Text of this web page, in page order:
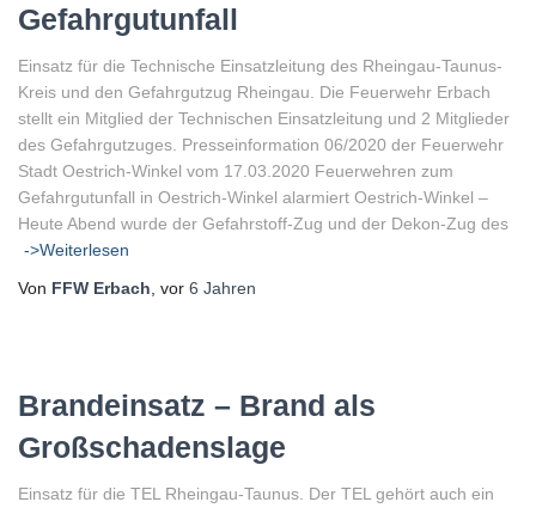
Gefahrgutunfall
Einsatz für die Technische Einsatzleitung des Rheingau-Taunus-
Kreis und den Gefahrgutzug Rheingau. Die Feuerwehr Erbach
stellt ein Mitglied der Technischen Einsatzleitung und 2 Mitglieder
des Gefahrgutzuges. Presseinformation 06/2020 der Feuerwehr
Stadt Oestrich-Winkel vom 17.03.2020 Feuerwehren zum
Gefahrgutunfall in Oestrich-Winkel alarmiert Oestrich-Winkel –
Heute Abend wurde der Gefahrstoff-Zug und der Dekon-Zug des
->Weiterlesen
Von FFW Erbach , vor 6 Jahren
Brandeinsatz – Brand als
Großschadenslage
Einsatz für die TEL Rheingau-Taunus. Der TEL gehört auch ein